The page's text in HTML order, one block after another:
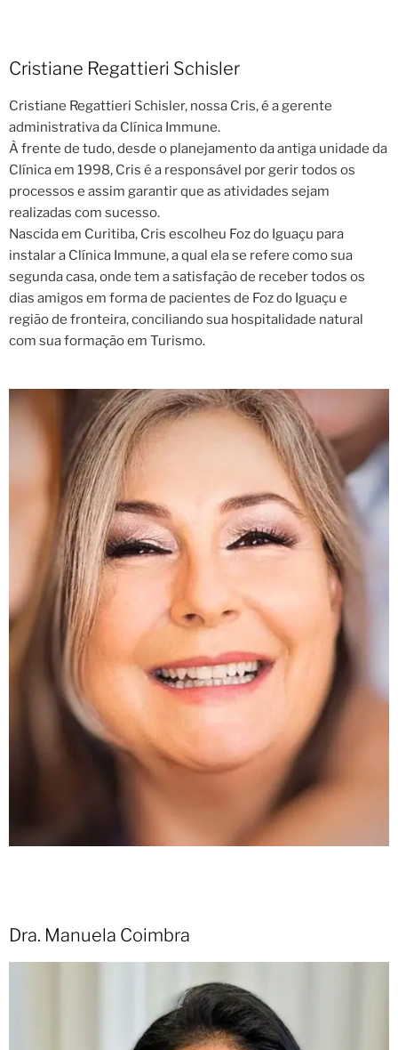
Cristiane Regattieri Schisler
Cristiane Regattieri Schisler, nossa Cris, é a gerente
administrativa da Clínica Immune.
À frente de tudo, desde o planejamento da antiga unidade da
Clínica em 1998, Cris é a responsável por gerir todos os
processos e assim garantir que as atividades sejam
realizadas com sucesso.
Nascida em Curitiba, Cris escolheu Foz do Iguaçu para
instalar a Clínica Immune, a qual ela se refere como sua
segunda casa, onde tem a satisfação de receber todos os
dias amigos em forma de pacientes de Foz do Iguaçu e
região de fronteira, conciliando sua hospitalidade natural
com sua formação em Turismo.
Dra. Manuela Coimbra